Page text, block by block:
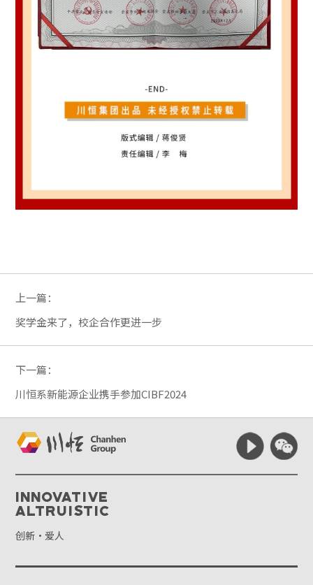
上一篇：
奖学金来了，校企合作更进一步
下一篇：
川恒系新能源企业携手参加CIBF2024
Innovative
Altruistic
创新·爱人